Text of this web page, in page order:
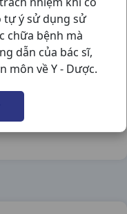
tự ý sử dụng sử
chữa bệnh mà
dẫn của bác sĩ,
môn về Y - Dược.